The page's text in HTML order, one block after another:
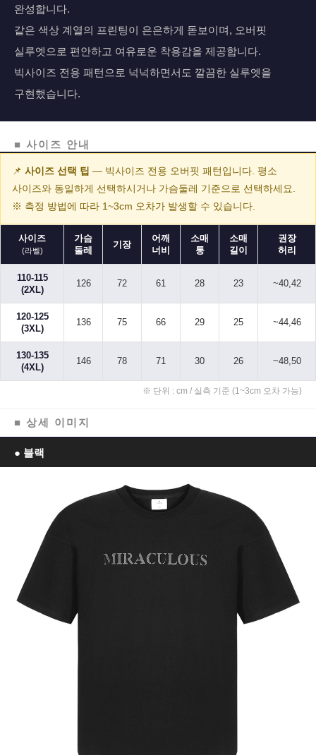
이코 라이프 하
완성합니다.
같은 색상 계열의 프린팅이 은은하게 돋보이며, 오버핏
실루엣으로 편안하고 여유로운 착용감을 제공합니다.
빅사이즈 전용 패턴으로 넉넉하면서도 깔끔한 실루엣을
구현했습니다.
■ 사이즈 안내
📌 사이즈 선택 팁 — 빅사이즈 전용 오버핏 패턴입니다. 평소
사이즈와 동일하게 선택하시거나 가슴둘레 기준으로 선택하세요.
※ 측정 방법에 따라 1~3cm 오차가 발생할 수 있습니다.
사이즈
(라벨)
가슴
둘레
기장
어깨
너비
소매
통
소매
길이
권장
허리
110-115
(2XL)
126 72 61 28 23 ~40,42
120-125
(3XL)
136 75 66 29 25 ~44,46
130-135
(4XL)
146 78 71 30 26 ~48,50
※ 단위 : cm / 실측 기준 (1~3cm 오차 가능)
■ 상세 이미지
● 블랙